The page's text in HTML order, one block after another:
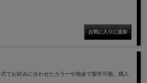
でお好みに合わせたカラーや地金で製作可能。職人